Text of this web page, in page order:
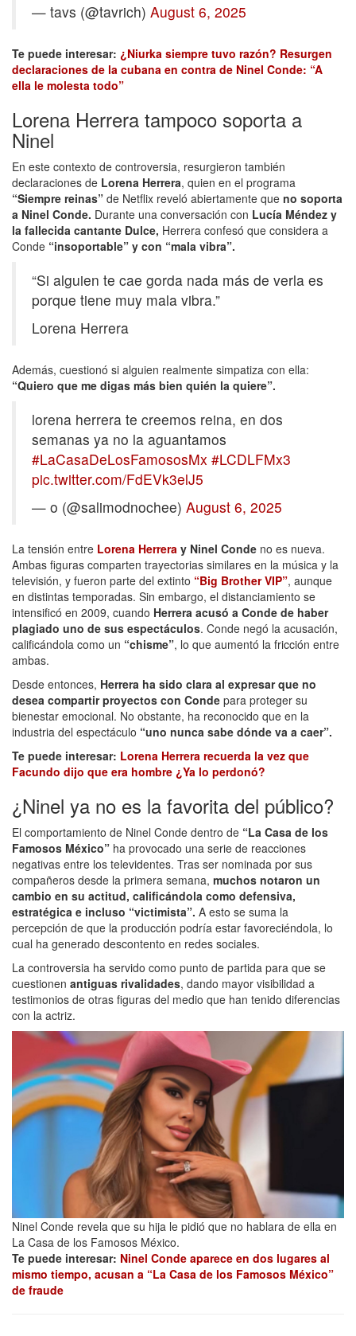
— tavs (@tavrich) August 6, 2025
Te puede interesar: ¿Niurka siempre tuvo razón? Resurgen
declaraciones de la cubana en contra de Ninel Conde: “A
ella le molesta todo”
Lorena Herrera tampoco soporta a
Ninel
En este contexto de controversia, resurgieron también
declaraciones de Lorena Herrera, quien en el programa
“Siempre reinas” de Netflix reveló abiertamente que no soporta
a Ninel Conde. Durante una conversación con Lucía Méndez y
la fallecida cantante Dulce, Herrera confesó que considera a
Conde “insoportable” y con “mala vibra”.
“Si alguien te cae gorda nada más de verla es
porque tiene muy mala vibra.”
Lorena Herrera
Además, cuestionó si alguien realmente simpatiza con ella:
“Quiero que me digas más bien quién la quiere”.
lorena herrera te creemos reina, en dos
semanas ya no la aguantamos
#LaCasaDeLosFamososMx #LCDLFMx3
pic.twitter.com/FdEVk3elJ5
— o (@salimodnochee) August 6, 2025
La tensión entre Lorena Herrera y Ninel Conde no es nueva.
Ambas figuras comparten trayectorias similares en la música y la
televisión, y fueron parte del extinto “Big Brother VIP”, aunque
en distintas temporadas. Sin embargo, el distanciamiento se
intensificó en 2009, cuando Herrera acusó a Conde de haber
plagiado uno de sus espectáculos. Conde negó la acusación,
calificándola como un “chisme”, lo que aumentó la fricción entre
ambas.
Desde entonces, Herrera ha sido clara al expresar que no
desea compartir proyectos con Conde para proteger su
bienestar emocional. No obstante, ha reconocido que en la
industria del espectáculo “uno nunca sabe dónde va a caer”.
Te puede interesar: Lorena Herrera recuerda la vez que
Facundo dijo que era hombre ¿Ya lo perdonó?
¿Ninel ya no es la favorita del público?
El comportamiento de Ninel Conde dentro de “La Casa de los
Famosos México” ha provocado una serie de reacciones
negativas entre los televidentes. Tras ser nominada por sus
compañeros desde la primera semana, muchos notaron un
cambio en su actitud, calificándola como defensiva,
estratégica e incluso “victimista”. A esto se suma la
percepción de que la producción podría estar favoreciéndola, lo
cual ha generado descontento en redes sociales.
La controversia ha servido como punto de partida para que se
cuestionen antiguas rivalidades, dando mayor visibilidad a
testimonios de otras figuras del medio que han tenido diferencias
con la actriz.
Ninel Conde revela que su hija le pidió que no hablara de ella en
La Casa de los Famosos México.
Te puede interesar: Ninel Conde aparece en dos lugares al
mismo tiempo, acusan a “La Casa de los Famosos México”
de fraude